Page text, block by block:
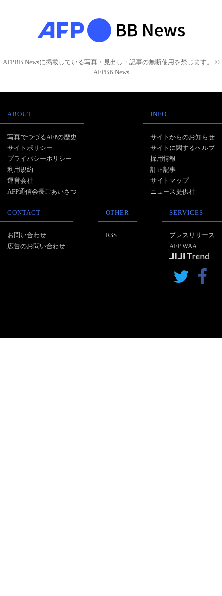
AFPBB Newsに掲載している写真・見出し・記事の無断使用を禁じます。 ©
AFPBB News
ABOUT
写真でつづるAFPの歴史
サイトポリシー
プライバシーポリシー
利用規約
運営会社
AFP通信会長ごあいさつ
INFO
サイトからのお知らせ
サイトに関するヘルプ
採用情報
訂正記事
サイトマップ
ニュース提供社
CONTACT
お問い合わせ
広告のお問い合わせ
OTHER
RSS
SERVICES
プレスリリース
AFP WAA